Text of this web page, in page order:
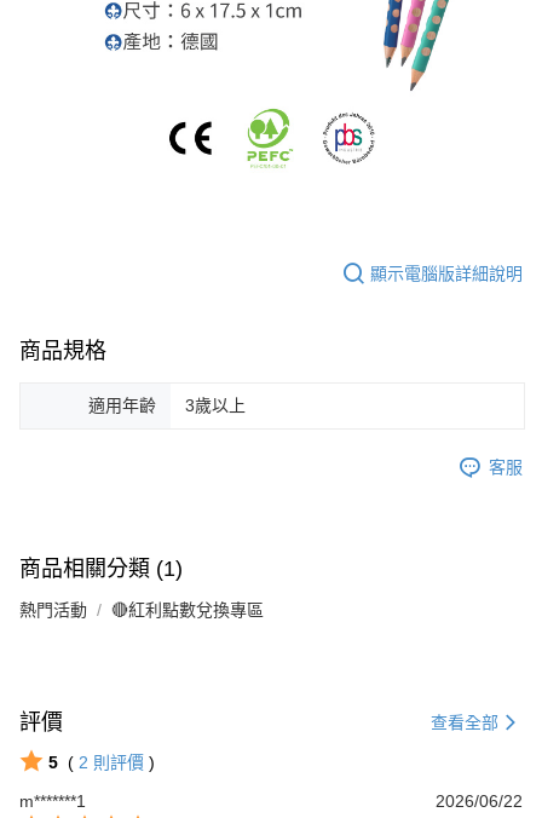
顯示電腦版詳細說明
商品規格
適用年齡 3歲以上
客服
商品相關分類 (1)
熱門活動 🔴紅利點數兌換專區
評價 查看全部
5 ( 2 則評價 )
m*******1
2026/06/22